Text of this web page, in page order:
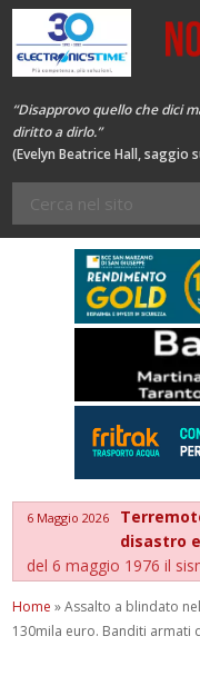
“Disapprovo quello che dici
diritto a dirlo.”
(Evelyn Beatrice Hall, saggio
6 Maggio 2026
disastro
del 6 maggio 1976 il
Home »Assalto a blindato
130mila euro. Banditi armati